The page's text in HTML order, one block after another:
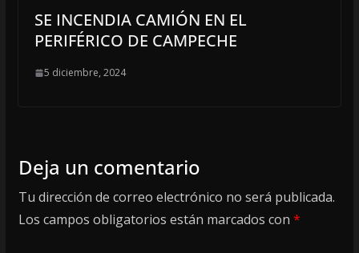
SE INCENDIA CAMIÓN EN EL
PERIFÉRICO DE CAMPECHE
5 diciembre, 2024
Deja un comentario
Tu dirección de correo electrónico no será publicada.
Los campos obligatorios están marcados con *